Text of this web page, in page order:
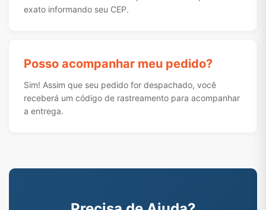
exato informando seu CEP.
Posso acompanhar meu pedido?
Sim! Assim que seu pedido for despachado, você
receberá um código de rastreamento para acompanhar
a entrega.